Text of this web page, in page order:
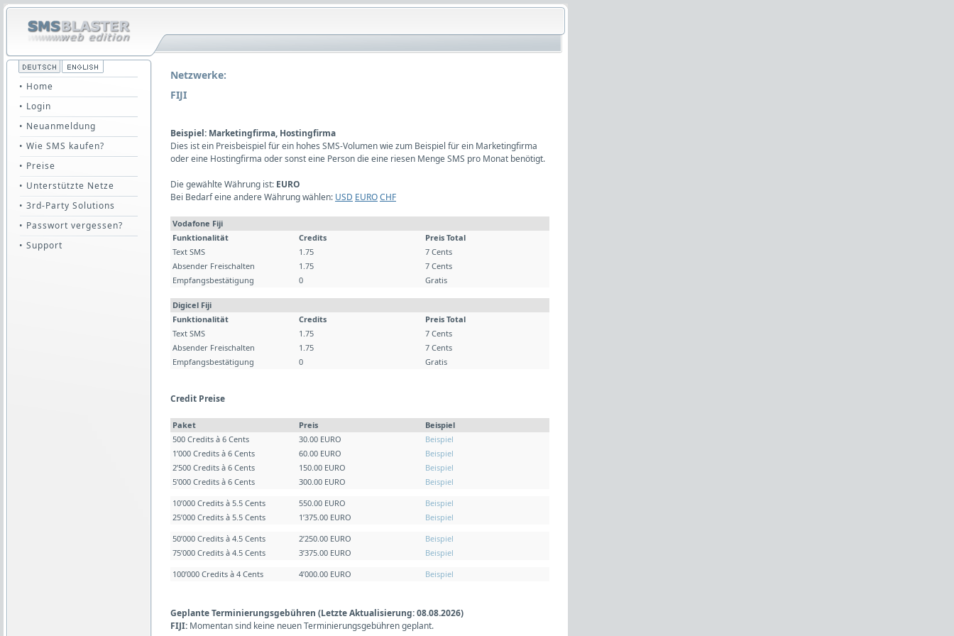
• Home
• Login
• Neuanmeldung
• Wie SMS kaufen?
• Preise
• Unterstützte Netze
• 3rd-Party Solutions
• Passwort vergessen?
• Support
Netzwerke:
FIJI
Beispiel: Marketingfirma, Hostingfirma
Dies ist ein Preisbeispiel für ein hohes SMS-Volumen wie zum Beispiel für ein Marketingfirma
oder eine Hostingfirma oder sonst eine Person die eine riesen Menge SMS pro Monat benötigt.
Die gewählte Währung ist: EURO
Bei Bedarf eine andere Währung wählen: USD EUROCHF
Vodafone Fiji
Funktionalität
Credits
Preis Total
Text SMS
1.75
7 Cents
Absender Freischalten
1.75
7 Cents
Empfangsbestätigung
0 Gratis
Digicel Fiji
Funktionalität
Credits
Preis Total
Text SMS
1.75
7 Cents
Absender Freischalten
1.75
7 Cents
Empfangsbestätigung
0 Gratis
Credit Preise
Paket Preis
Beispiel
500 Credits à 6 Cents
30.00 EURO
Beispiel
1’000 Credits à 6 Cents
60.00 EURO
Beispiel
2’500 Credits à 6 Cents
150.00 EURO
Beispiel
5’000 Credits à 6 Cents
300.00 EURO
Beispiel
10’000 Credits à 5.5 Cents
550.00 EURO
Beispiel
25’000 Credits à 5.5 Cents
1’375.00 EURO
Beispiel
50’000 Credits à 4.5 Cents
2’250.00 EURO
Beispiel
75’000 Credits à 4.5 Cents
3’375.00 EURO
Beispiel
100’000 Credits à 4 Cents
4’000.00 EURO Beispiel
Geplante Terminierungsgebühren (Letzte Aktualisierung: 08.08.2026)
FIJI: Momentan sind keine neuen Terminierungsgebühren geplant.